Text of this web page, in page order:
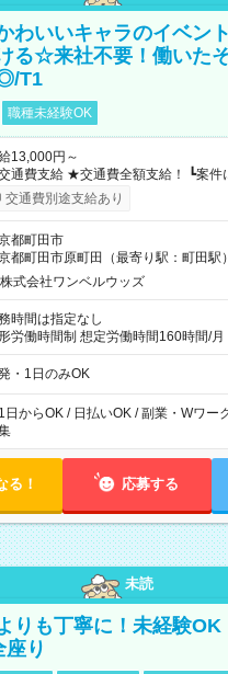
わいいキャラのイベン
る☆来社不要！働いた
T1
職種未経験OK
13,000円～
★交通費全額支給！ ┗案件により規定あり ★日払
OK！（規定あり） ┗働いたその日に
ニATMから 日払い分を引き落とせます！ 【試用期
交通費別途支給あり
都町田市
都町田市原町田（最寄り駅：町田駅）
株式会社ワンベルウッズ
時間は指定なし
働時間制 想定労働時間160時間/月 【シフト例】 ・8：00
：00
・1日のみOK
日からOK / 日払いOK / 副業・Wワー
る！ 応募する
未読
りも丁寧に！未経験OK
座り